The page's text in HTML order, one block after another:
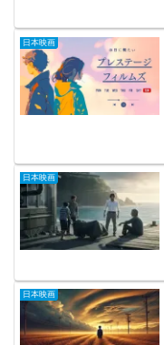
日本映画
日本映画
日本映画